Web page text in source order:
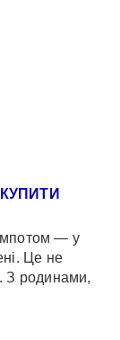
— у
Це не
З родинами,